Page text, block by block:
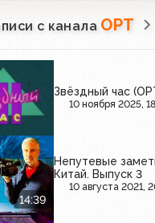
с канала ОРТ
Звёздный час
10 ноября 2025,
14:39
Непутевые
Китай. Выпуск 3
10 августа 2021,